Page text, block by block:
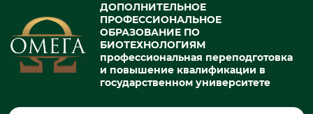
ДОПОЛНИТЕЛЬНОЕ
ПРОФЕССИОНАЛЬНОЕ
ОБРАЗОВАНИЕ ПО
БИОТЕХНОЛОГИЯМ
профессиональная переподготовка
и повышение квалификации в
государственном университете